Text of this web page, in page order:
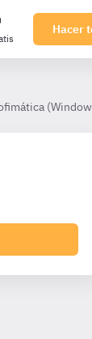
Hacer